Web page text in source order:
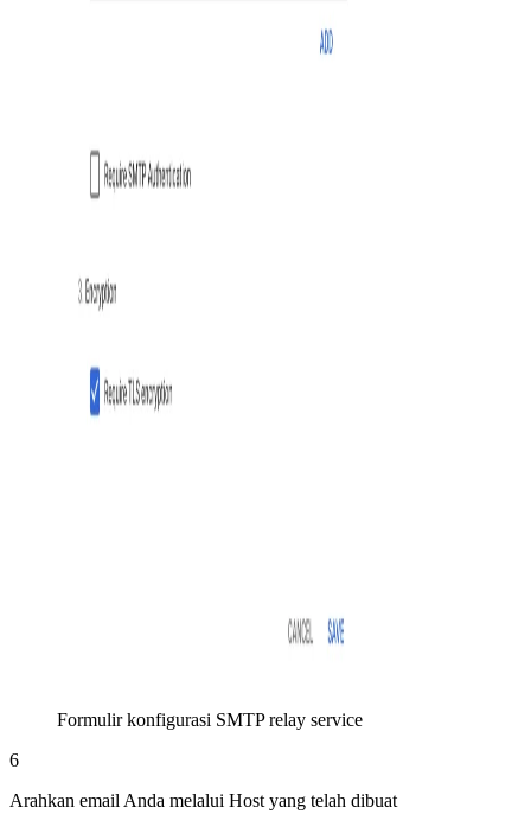
Formulir konfigurasi SMTP relay service
6
Arahkan email Anda melalui Host yang telah dibuat